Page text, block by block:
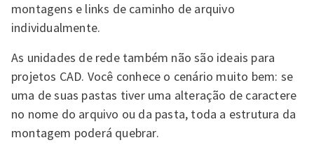
montagens e links de caminho de arquivo
individualmente.
As unidades de rede também não são ideais para
projetos CAD. Você conhece o cenário muito bem: se
uma de suas pastas tiver uma alteração de caractere
no nome do arquivo ou da pasta, toda a estrutura da
montagem poderá quebrar.